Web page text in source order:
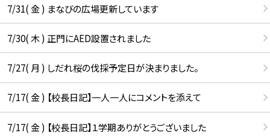
7/31( 金 ) まなびの広場更新しています
7/30( 木 ) 正門にAED設置されました
7/27( 月 ) しだれ桜の伐採予定日が決まりました。
7/17( 金 ) 【校長日記】一人一人にコメントを添えて
7/17( 金 ) 【校長日記】１学期ありがとうございました